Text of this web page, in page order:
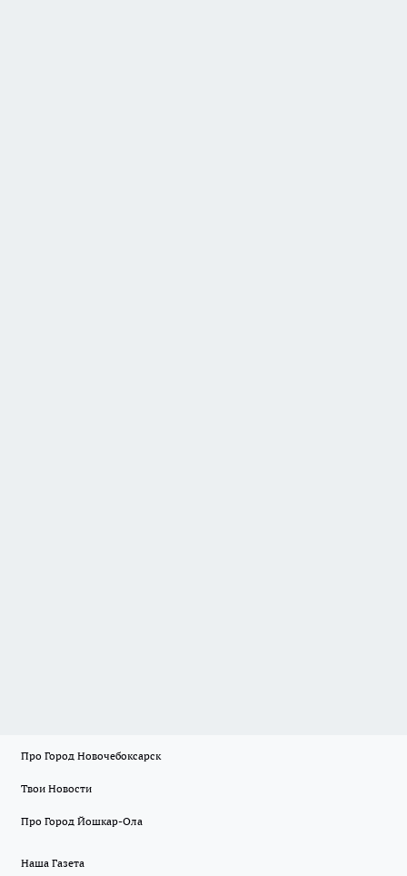
Про Город Новочебоксарск
Твои Новости
Про Город Йошкар-Ола
Наша Газета